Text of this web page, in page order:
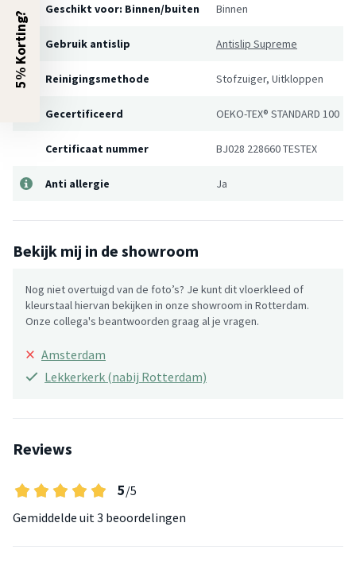
Geschikt voor: Binnen/buiten Binnen
Gebruik antislip Antislip Supreme
Reinigingsmethode Stofzuiger, Uitkloppen
Gecertificeerd OEKO-TEX® STANDARD 100
Certificaat nummer BJ028 228660 TESTEX
Anti allergie Ja
Bekijk mij in de showroom
Nog niet overtuigd van de foto’s? Je kunt dit vloerkleed of
kleurstaal hiervan bekijken in onze showroom in Rotterdam.
Onze collega's beantwoorden graag al je vragen.
× Amsterdam
Lekkerkerk (nabij Rotterdam)
Reviews
5/5
Gemiddelde uit 3 beoordelingen
5% Korting?